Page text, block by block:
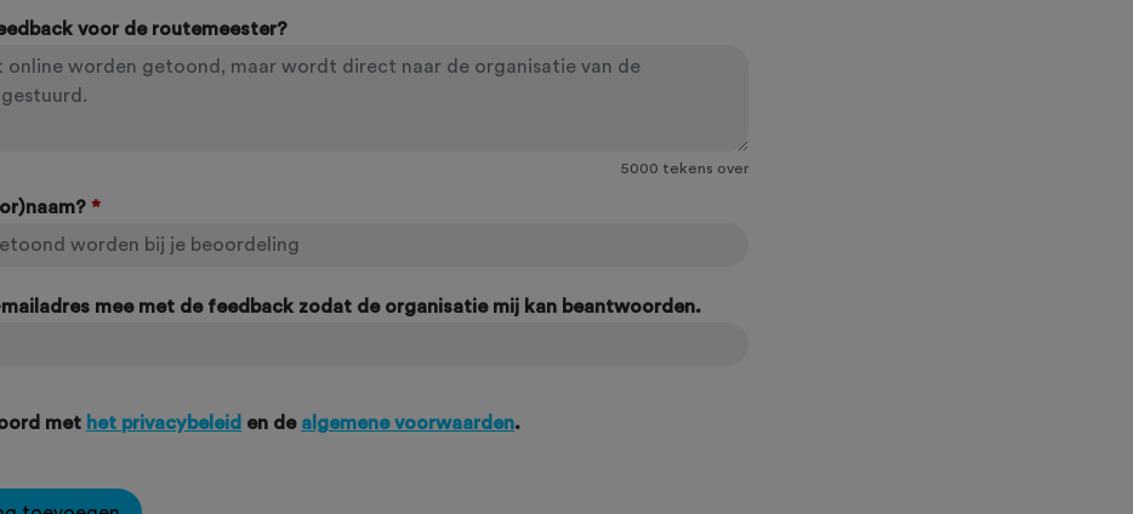
voor de routemeester?
5000 tekens over
*
mee met de feedback zodat de organisatie mij kan beantwoorden.
met het privacybeleid en de algemene voorwaarden.